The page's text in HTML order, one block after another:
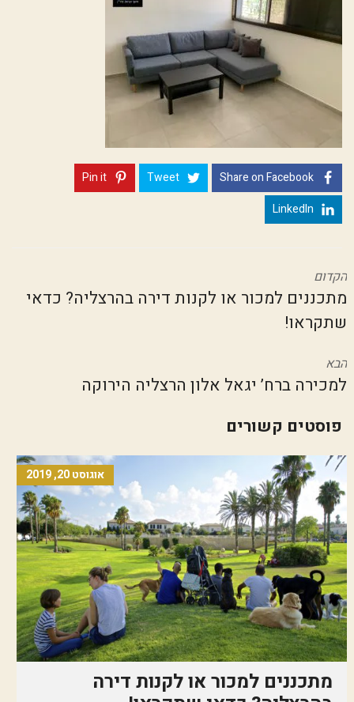
Share on Facebook
Tweet
Pin it
LinkedIn
הקדום
מתכננים למכור או לקנות דירה בהרצליה? כדאי
שתקראו!
הבא
למכירה ברח’ יגאל אלון הרצליה הירוקה
פוסטים קשורים
אוגוסט 20, 2019
מתכננים למכור או לקנות דירה